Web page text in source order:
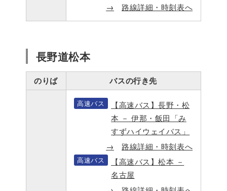
路線詳細・時刻表へ
長野道松本
のりば バスの行き先
高速バス
【高速バス】長野・松
本 － 伊那・飯田「み
すずハイウェイバス」
路線詳細・時刻表へ
高速バス
【高速バス】松本 －
名古屋